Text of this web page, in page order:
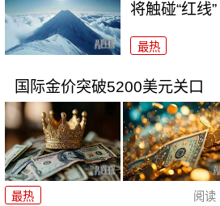
将触碰“红线”
最热
国际金价突破5200美元关口
最热 阅读